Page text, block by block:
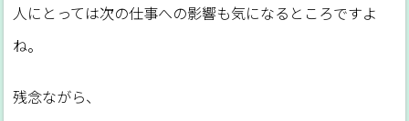
人にとっては次の仕事への影響も気になるところですよ
ね。
残念ながら、